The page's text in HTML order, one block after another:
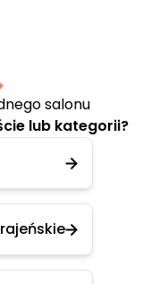
salonu
lub kategorii?